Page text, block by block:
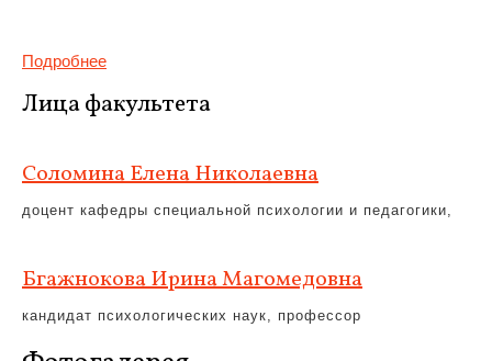
Подробнее
Лица факультета
Соломина Елена Николаевна
доцент кафедры специальной психологии и педагогики,
Бгажнокова Ирина Магомедовна
кандидат психологических наук, профессор